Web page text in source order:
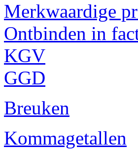
Merkwaardige
Ontbinden in
KGV
GGD
Breuken
Kommagetallen